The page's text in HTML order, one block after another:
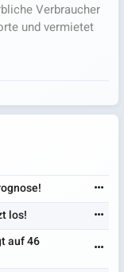
Verbraucher
und vermietet
los!
auf 46